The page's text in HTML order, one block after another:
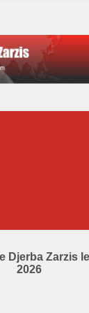
Djerba Zarzis
2026